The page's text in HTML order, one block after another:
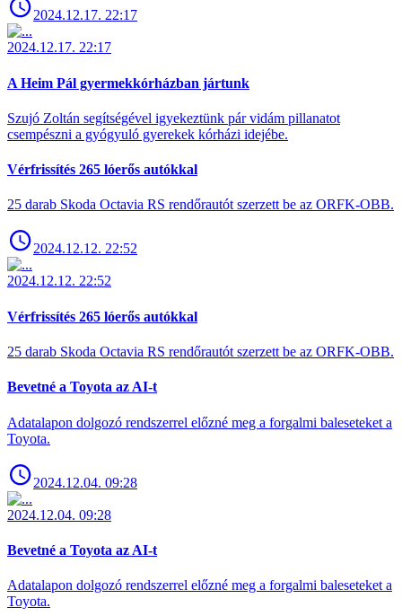
2024.12.17. 22:17
2024.12.17. 22:17
A Heim Pál gyermekkórházban jártunk
Szujó Zoltán segítségével igyekeztünk pár vidám pillanatot
csempészni a gyógyuló gyerekek kórházi idejébe.
Vérfrissítés 265 lóerős autókkal
25 darab Skoda Octavia RS rendőrautót szerzett be az ORFK-OBB.
2024.12.12. 22:52
2024.12.12. 22:52
Vérfrissítés 265 lóerős autókkal
25 darab Skoda Octavia RS rendőrautót szerzett be az ORFK-OBB.
Bevetné a Toyota az AI-t
Adatalapon dolgozó rendszerrel előzné meg a forgalmi baleseteket a
Toyota.
2024.12.04. 09:28
2024.12.04. 09:28
Bevetné a Toyota az AI-t
Adatalapon dolgozó rendszerrel előzné meg a forgalmi baleseteket a
Toyota.